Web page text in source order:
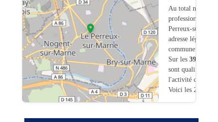
Au total nous
professionnels
Perreux-sur-
adresse légale ou
commune.
Sur les 390
sont qualifiés
l'activité
Voici les 20